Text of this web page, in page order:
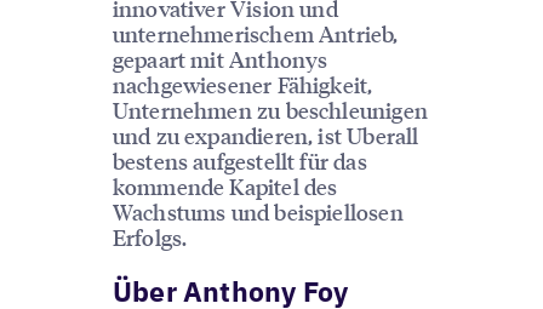
innovativer Vision und
unternehmerischem Antrieb,
gepaart mit Anthonys
nachgewiesener Fähigkeit,
Unternehmen zu beschleunigen
und zu expandieren, ist Uberall
bestens aufgestellt für das
kommende Kapitel des
Wachstums und beispiellosen
Erfolgs.
Über Anthony Foy